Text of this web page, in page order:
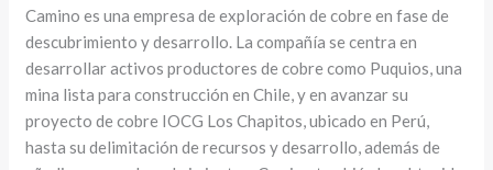
Camino es una empresa de exploración de cobre en fase de
descubrimiento y desarrollo. La compañía se centra en
desarrollar activos productores de cobre como Puquios, una
mina lista para construcción en Chile, y en avanzar su
proyecto de cobre IOCG Los Chapitos, ubicado en Perú,
hasta su delimitación de recursos y desarrollo, además de